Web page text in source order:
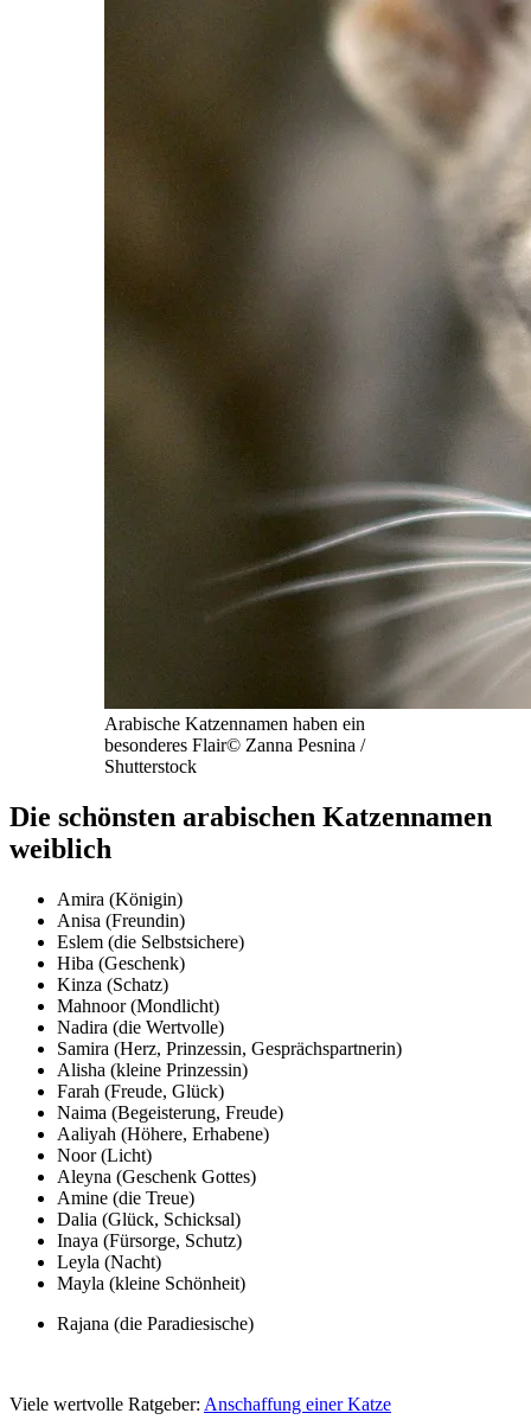
Arabische Katzennamen haben ein
besonderes Flair© Zanna Pesnina /
Shutterstock
Die schönsten arabischen Katzennamen
weiblich
Amira (Königin)
Anisa (Freundin)
Eslem (die Selbstsichere)
Hiba (Geschenk)
Kinza (Schatz)
Mahnoor (Mondlicht)
Nadira (die Wertvolle)
Samira (Herz, Prinzessin, Gesprächspartnerin)
Alisha (kleine Prinzessin)
Farah (Freude, Glück)
Naima (Begeisterung, Freude)
Aaliyah (Höhere, Erhabene)
Noor (Licht)
Aleyna (Geschenk Gottes)
Amine (die Treue)
Dalia (Glück, Schicksal)
Inaya (Fürsorge, Schutz)
Leyla (Nacht)
Mayla (kleine Schönheit)
Rajana (die Paradiesische)
Viele wertvolle Ratgeber: Anschaffung einer Katze